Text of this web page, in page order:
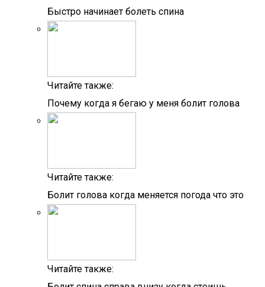
Быстро начинает болеть спина
Читайте также:
Почему когда я бегаю у меня болит голова
Читайте также:
Болит голова когда меняется погода что это
Читайте также: